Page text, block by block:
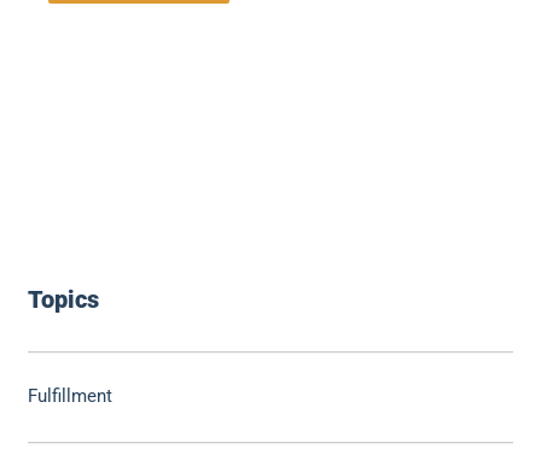
Topics
Fulfillment